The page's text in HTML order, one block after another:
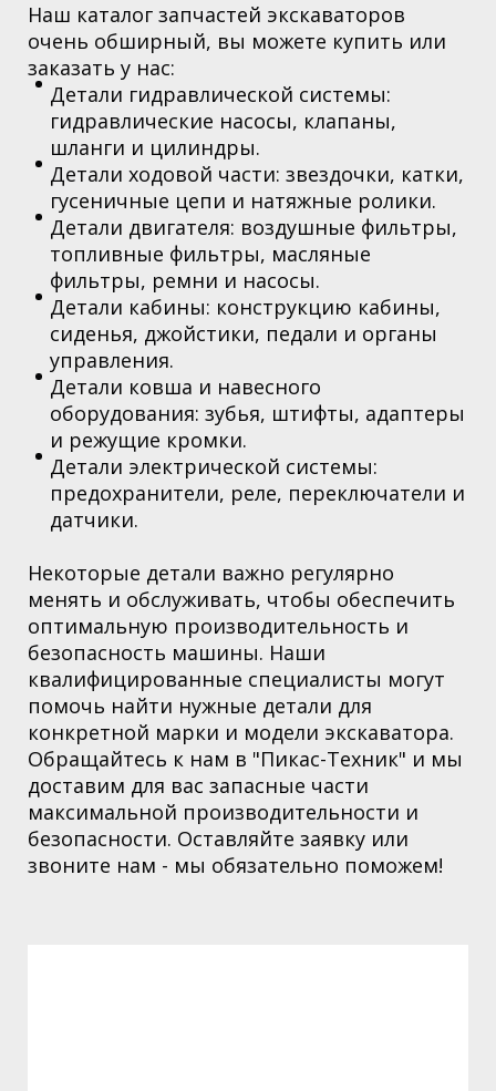
Наш каталог запчастей экскаваторов
очень обширный, вы можете купить или
заказать у нас:
Детали гидравлической системы:
гидравлические насосы, клапаны,
шланги и цилиндры.
Детали ходовой части: звездочки, катки,
гусеничные цепи и натяжные ролики.
Детали двигателя: воздушные фильтры,
топливные фильтры, масляные
фильтры, ремни и насосы.
Детали кабины: конструкцию кабины,
сиденья, джойстики, педали и органы
управления.
Детали ковша и навесного
оборудования: зубья, штифты, адаптеры
и режущие кромки.
Детали электрической системы:
предохранители, реле, переключатели и
датчики.
Некоторые детали важно регулярно
менять и обслуживать, чтобы обеспечить
оптимальную производительность и
безопасность машины. Наши
квалифицированные специалисты могут
помочь найти нужные детали для
конкретной марки и модели экскаватора.
Обращайтесь к нам в "Пикас-Техник" и мы
доставим для вас запасные части
максимальной производительности и
безопасности. Оставляйте заявку или
звоните нам - мы обязательно поможем!